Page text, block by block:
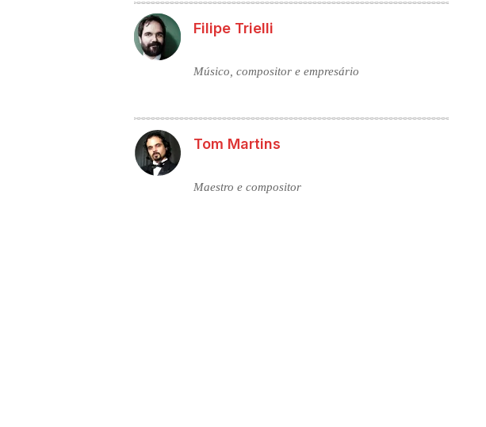
Filipe Trielli
Músico, compositor e empresário
Tom Martins
Maestro e compositor